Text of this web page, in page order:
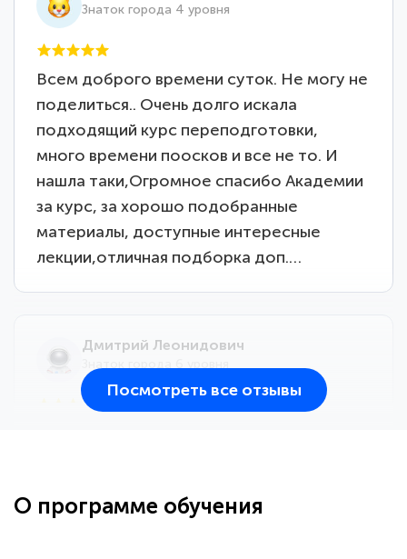
Знаток города 4 уровня
Всем доброго времени суток. Не могу не
поделиться.. Очень долго искала
подходящий курс переподготовки,
много времени поосков и все не то. И
нашла таки,Огромное спасибо Академии
за курс, за хорошо подобранные
материалы, доступные интересные
лекции,отличная подборка доп.…
Дмитрий Леонидович
большое количество методических
Посмотреть все отзывы
О программе обучения